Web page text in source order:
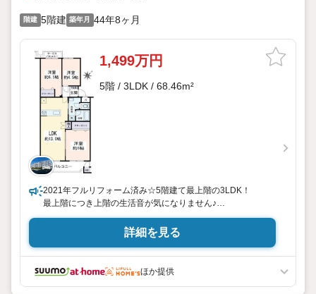
階建 5階建 築年月 44年8ヶ月
1,499万円
5階 / 3LDK / 68.46m²
2021年フルリフォーム済み☆5階建て最上階の3LDK！
最上階につき上階の生活音が気になりません♪
両面バルコニーで陽当たり・通風・眺望良好♪
平日、土日、早朝、夜間いつでもご見学可能です。
ご自宅までの送迎等、お気軽にご相談ください。
車内チャイルドシートもございます！
詳細を見る
ほか提供